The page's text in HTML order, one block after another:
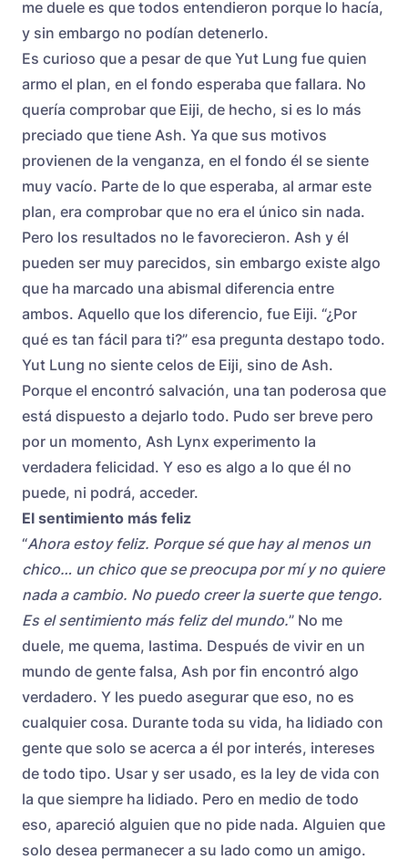
me duele es que todos entendieron porque lo hacía,
y sin embargo no podían detenerlo.
Es curioso que a pesar de que Yut Lung fue quien
armo el plan, en el fondo esperaba que fallara. No
quería comprobar que Eiji, de hecho, si es lo más
preciado que tiene Ash. Ya que sus motivos
provienen de la venganza, en el fondo él se siente
muy vacío. Parte de lo que esperaba, al armar este
plan, era comprobar que no era el único sin nada.
Pero los resultados no le favorecieron. Ash y él
pueden ser muy parecidos, sin embargo existe algo
que ha marcado una abismal diferencia entre
ambos. Aquello que los diferencio, fue Eiji. “¿Por
qué es tan fácil para ti?” esa pregunta destapo todo.
Yut Lung no siente celos de Eiji, sino de Ash.
Porque el encontró salvación, una tan poderosa que
está dispuesto a dejarlo todo. Pudo ser breve pero
por un momento, Ash Lynx experimento la
verdadera felicidad. Y eso es algo a lo que él no
puede, ni podrá, acceder.
El sentimiento más feliz
“Ahora estoy feliz. Porque sé que hay al menos un
chico… un chico que se preocupa por mí y no quiere
nada a cambio. No puedo creer la suerte que tengo.
Es el sentimiento más feliz del mundo.” No me
duele, me quema, lastima. Después de vivir en un
mundo de gente falsa, Ash por fin encontró algo
verdadero. Y les puedo asegurar que eso, no es
cualquier cosa. Durante toda su vida, ha lidiado con
gente que solo se acerca a él por interés, intereses
de todo tipo. Usar y ser usado, es la ley de vida con
la que siempre ha lidiado. Pero en medio de todo
eso, apareció alguien que no pide nada. Alguien que
solo desea permanecer a su lado como un amigo.